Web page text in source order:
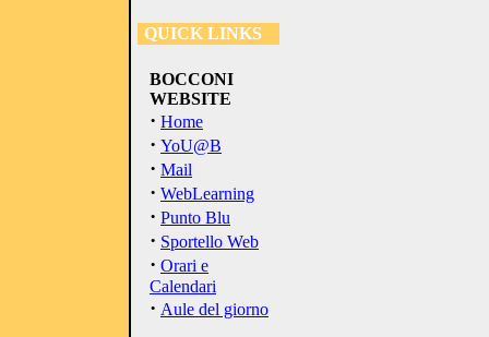
QUICK LINKS
BOCCONI
WEBSITE
· Home
· YoU@B
· Mail
· WebLearning
· Punto Blu
· Sportello Web
· Orari e
Calendari
· Aule del giorno